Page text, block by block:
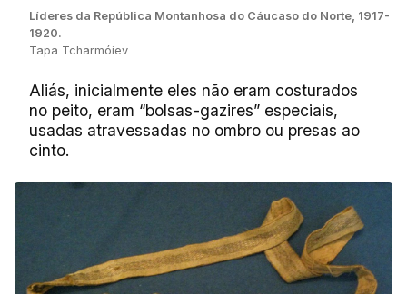
Líderes da República Montanhosa do Cáucaso do Norte, 1917-
1920.
Tapa Tcharmóiev
Aliás, inicialmente eles não eram costurados
no peito, eram “​​bolsas-gazires” especiais,
usadas ​​atravessadas no ombro ou presas ao
cinto.